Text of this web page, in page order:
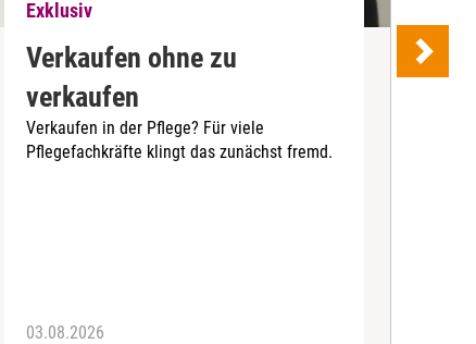
Exklusiv
Verkaufen ohne zu
verkaufen
Verkaufen in der Pflege? Für viele
Pflegefachkräfte klingt das zunächst fremd.
03.08.2026